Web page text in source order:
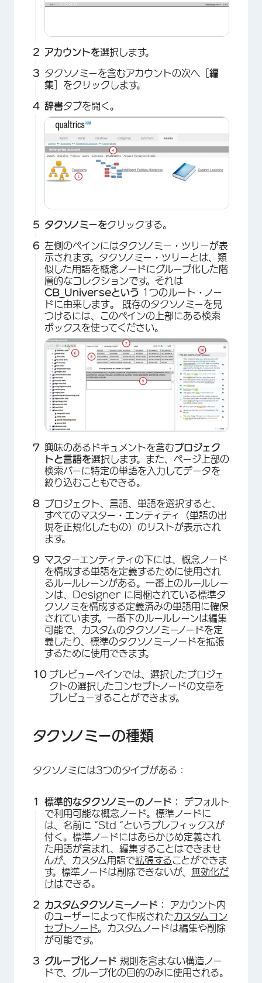
×
アカウントを選択します。
タクソノミーを含むアカウントの次へ［ 編
集 ］をクリックします。
辞書タブを開く。
×
タクソノミーをクリックする。
左側のペインにはタクソノミー・ツリーが表
示されます。タクソノミー・ツリーとは、類
似した用語を概念ノードにグループ化した階
層的なコレクションです。それは
CB_Universeという 1つのルート・ノー
ドに由来します。
既存のタクソノミーを見
つけるには、このペインの上部にある検索
ボックスを使ってください。
×
興味のあるドキュメントを含むプロジェク
トと言語を選択します。また、ページ上部の
検索バーに特定の単語を入力してデータを
絞り込むこともできる。
プロジェクト、言語、単語を選択すると、
すべてのマスター・エンティティ（単語の出
現を正規化したもの）のリストが表示され
ます。
マスターエンティティの下には、概念ノード
を構成する単語を定義するために使用され
るルールレーンがある。一番上のルールレー
ンは、Designer に同梱されている標準タ
クソノミを構成する定義済みの単語用に確保
されています。一番下のルールレーンは編集
可能で、カスタムのタクソノミーノードを定
義したり、標準のタクソノミーノードを拡張
するために使用できます。
プレビューペインでは、選択したプロジェ
クトの選択したコンセプトノードの文章を
プレビューすることができます。
タクソノミーの種類
タクソノミには3つのタイプがある：
標準的なタクソノミーのノード： デフォルト
で利用可能な概念ノード。標準ノードに
は、名前に “Std “というプレフィックスが
付く。標準ノードにはあらかじめ定義され
た用語が含まれ、編集することはできませ
んが、カスタム用語で拡張することができま
す。標準ノードは削除できないが、 無効化だ
けはできる。
カスタムタクソノミーノード： アカウント内
のユーザーによって作成されたカスタムコン
セプトノード。カスタムノードは編集や削除
が可能です。
グループ化ノード 規則を含まない構造ノー
ドで、グループ化の目的のみに使用される。